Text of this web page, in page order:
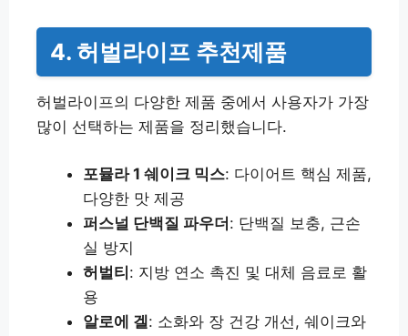
4. 허벌라이프 추천제품
허벌라이프의 다양한 제품 중에서 사용자가 가장
많이 선택하는 제품을 정리했습니다.
포뮬라 1 쉐이크 믹스: 다이어트 핵심 제품,
다양한 맛 제공
퍼스널 단백질 파우더 : 단백질 보충, 근손
실 방지
허벌티 : 지방 연소 촉진 및 대체 음료로 활
용
알로에 겔: 소화와 장 건강 개선, 쉐이크와